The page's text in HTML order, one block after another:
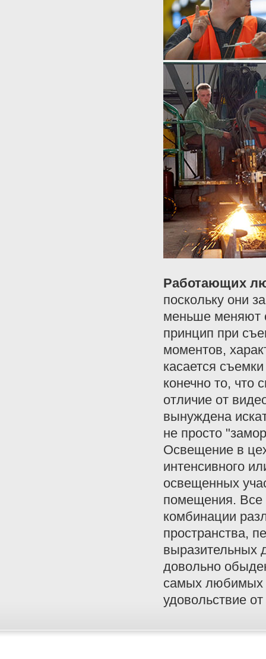
Работающих
поскольку они
меньше меняют
принцип при
моментов,
касается
конечно то, что
отличие от
вынуждена
не просто
Освещение в
интенсивного
освещенных
помещения. Все
комбинации
пространства,
выразительных
довольно
самых любимых
удовольствие